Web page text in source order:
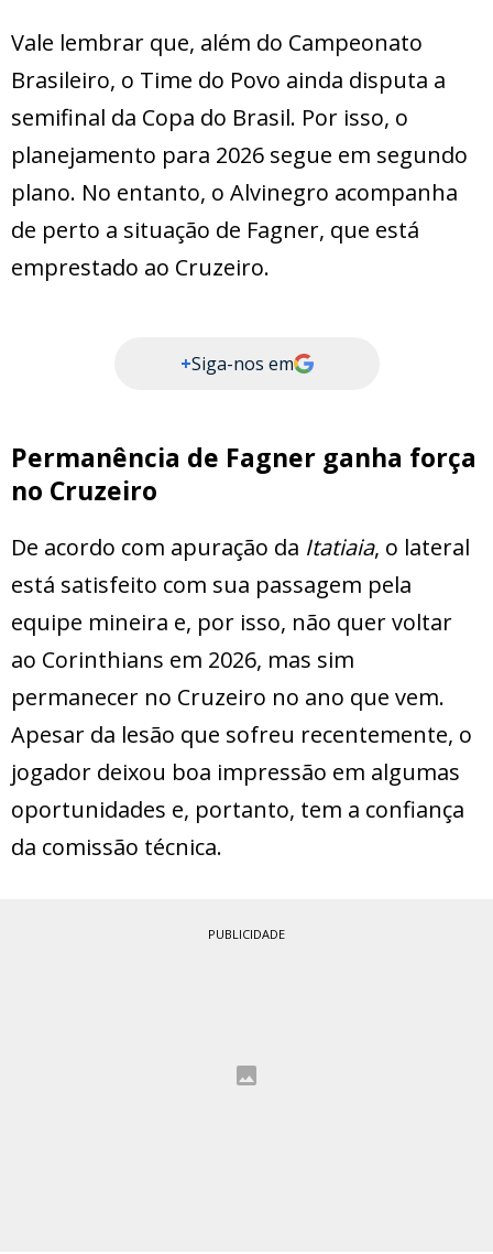
Vale lembrar que, além do Campeonato
Brasileiro, o Time do Povo ainda disputa a
semifinal da Copa do Brasil. Por isso, o
planejamento para 2026 segue em segundo
plano. No entanto, o Alvinegro acompanha
de perto a situação de Fagner, que está
emprestado ao Cruzeiro.
+Siga-nos em
Permanência de Fagner ganha força
no Cruzeiro
De acordo com apuração da Itatiaia, o lateral
está satisfeito com sua passagem pela
equipe mineira e, por isso, não quer voltar
ao Corinthians em 2026, mas sim
permanecer no Cruzeiro no ano que vem.
Apesar da lesão que sofreu recentemente, o
jogador deixou boa impressão em algumas
oportunidades e, portanto, tem a confiança
da comissão técnica.
PUBLICIDADE